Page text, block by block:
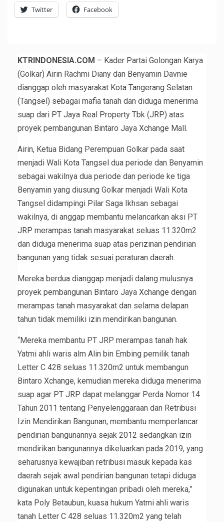
Twitter Facebook
KTRINDONESIA.COM – Kader Partai Golongan Karya
(Golkar) Airin Rachmi Diany dan Benyamin Davnie
dianggap oleh masyarakat Kota Tangerang Selatan
(Tangsel) sebagai mafia tanah dan diduga menerima
suap dari PT Jaya Real Property Tbk (JRP) atas
proyek pembangunan Bintaro Jaya Xchange Mall.
Airin, Ketua Bidang Perempuan Golkar pada saat
menjadi Wali Kota Tangsel dua periode dan Benyamin
sebagai wakilnya dua periode dan periode ke tiga
Benyamin yang diusung Golkar menjadi Wali Kota
Tangsel didampingi Pilar Saga Ikhsan sebagai
wakilnya, di anggap membantu melancarkan aksi PT
JRP merampas tanah masyarakat seluas 11.320m2
dan diduga menerima suap atas perizinan pendirian
bangunan yang tidak sesuai peraturan daerah.
Mereka berdua dianggap menjadi dalang mulusnya
proyek pembangunan Bintaro Jaya Xchange dengan
merampas tanah masyarakat dan selama delapan
tahun tidak memiliki izin mendirikan bangunan.
“Mereka membantu PT JRP merampas tanah hak
Yatmi ahli waris alm Alin bin Embing pemilik tanah
Letter C 428 seluas 11.320m2 untuk membangun
Bintaro Xchange, kemudian mereka diduga menerima
suap agar PT JRP dapat melanggar Perda Nomor 14
Tahun 2011 tentang Penyelenggaraan dan Retribusi
Izin Mendirikan Bangunan, membantu memperlancar
pendirian bangunannya sejak 2012 sedangkan izin
mendirikan bangunannya dikeluarkan pada 2019, yang
seharusnya kewajiban retribusi masuk kepada kas
daerah sejak awal pendirian bangunan tetapi diduga
digunakan untuk kepentingan pribadi oleh mereka,”
kata Poly Betaubun, kuasa hukum Yatmi ahli waris
tanah Letter C 428 seluas 11.320m2 yang telah